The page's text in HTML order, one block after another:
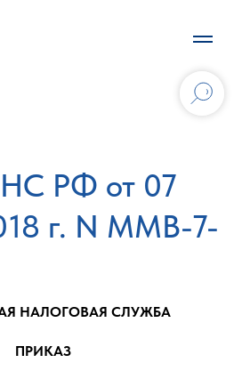
РФ от 07
г. N ММВ-7-
НАЛОГОВАЯ СЛУЖБА
ПРИКАЗ